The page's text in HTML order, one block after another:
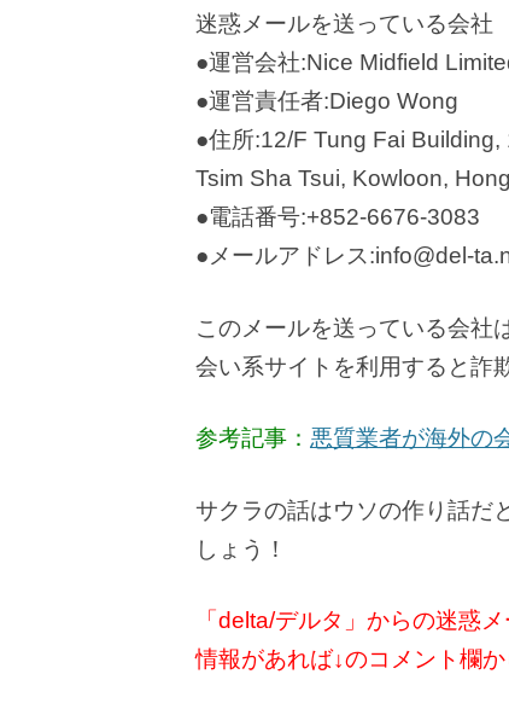
迷惑メールを送っている会社
●運営会社:Nice Midfield
●運営責任者:Diego Wong
●住所:12/F Tung Fai
Tsim Sha Tsui, Kowloon,
●電話番号:+852-6676-3083
●メールアドレス:info@del-
このメールを送っている会社
会い系サイトを利用すると詐
参考記事： 悪質業者が海外の
サクラの話はウソの作り話だ
しょう！
「delta/デルタ」からの迷惑
情報があれば↓のコメント欄か